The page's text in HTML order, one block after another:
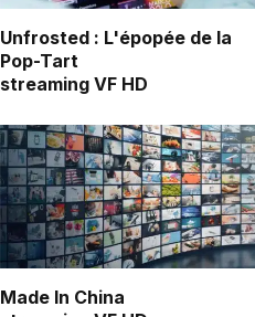
Unfrosted : L'épopée de la
Pop-Tart
streaming VF HD
Made In China